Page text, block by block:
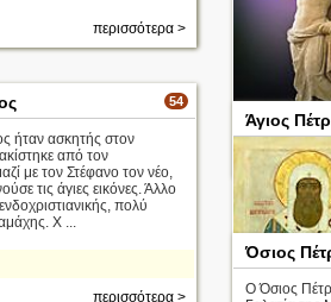
περισσότερα >
περισσότερα >
54
ήταν ασκητής στον
από τον
με τον Στέφανο τον νέο,
τις άγιες εικόνες. Άλλο
πολύ
Χ ...
περισσότερα >
Άγιος
Όσιος
Ο Όσιος